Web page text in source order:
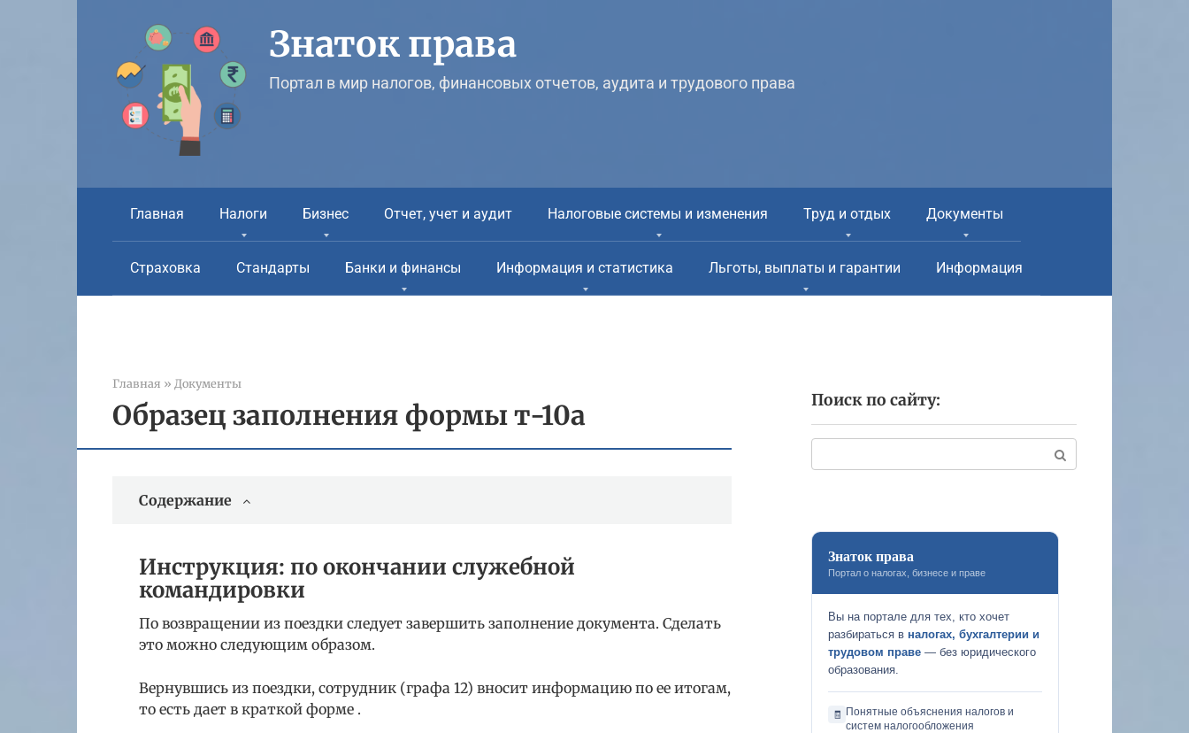
Знаток права
Портал в мир налогов, финансовых отчетов, аудита и трудового права
Главная Налоги Бизнес Отчет, учет и аудит Налоговые системы и изменения Труд и отдых Документы
Страховка Стандарты Банки и финансы Информация и статистика Льготы, выплаты и гарантии Информация
Главная » Документы
Образец заполнения формы т-10а
Содержание
Инструкция: по окончании служебной
командировки
По возвращении из поездки следует завершить заполнение документа. Сделать
это можно следующим образом.
Вернувшись из поездки, сотрудник (графа 12) вносит информацию по ее итогам,
то есть дает в краткой форме .
Поиск по сайту:
Знаток права
Портал о налогах, бизнесе и праве
Вы на портале для тех, кто хочет
разбираться в налогах, бухгалтерии и
трудовом праве — без юридического
образования.
🧾
Понятные объяснения налогов и
систем налогообложения